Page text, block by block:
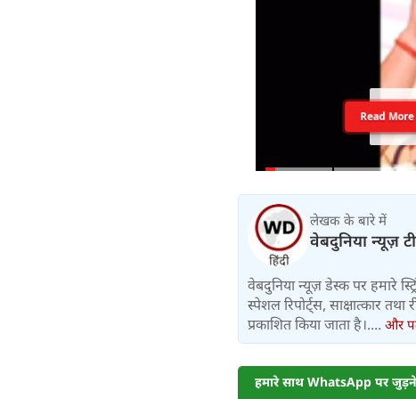
Read More
लेखक के बारे में
वेबदुनिया न्यूज़
वेबदुनिया न्यूज़ डेस्क पर हमारे
स्पेशल रिपोर्ट्स, साक्षात्कार
प्रकाशित किया जाता है।.... और
हमारे साथ WhatsApp पर